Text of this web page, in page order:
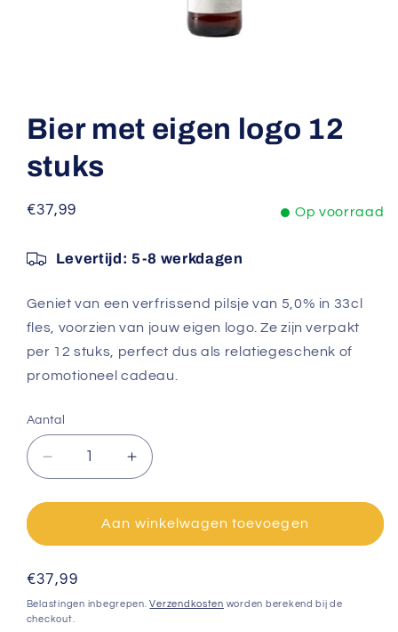
openen
in
modaal
Bier met eigen logo 12
stuks
Normale
€37,99 Op voorraad
Levertijd: 5-8 werkdagen
Geniet van een verfrissend pilsje van 5,0% in 33cl
fles, voorzien van jouw eigen logo. Ze zijn verpakt
per 12 stuks, perfect dus als relatiegeschenk of
promotioneel cadeau.
Aantal
Aantal
verlagen
voor
met
logo
12
stuks
Aantal
verhogen
voor
Bier
met
12
Aan winkelwagen toevoegen
Normale
prijs
€37,99
Belastingen inbegrepen.Verzendkosten worden berekend bij de
checkout.